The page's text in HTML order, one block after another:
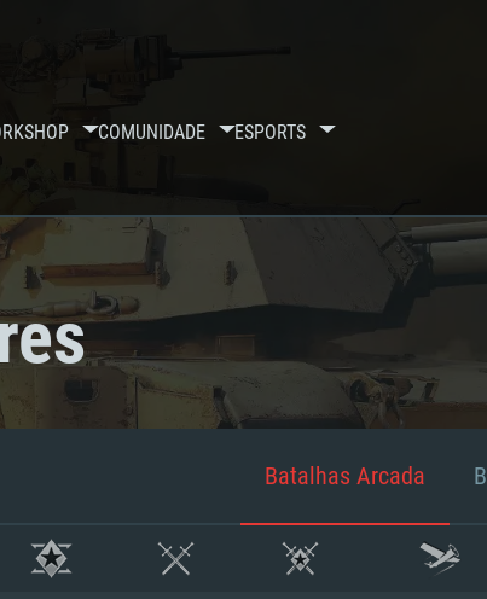
COMUNIDADE ESPORTS
Batalhas Arcada